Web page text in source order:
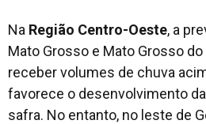
Na Região Centro-Oeste, a
Mato Grosso e Mato Grosso
receber volumes de chuva
favorece o desenvolvimento
safra. No entanto, no leste de